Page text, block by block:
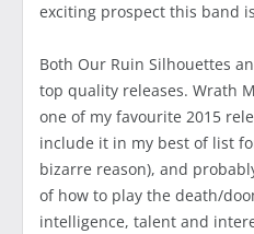
exciting prospect this band
Both Our Ruin Silhouettes
top quality releases. Wrath
one of my favourite 2015
include it in my best of list
bizarre reason), and
of how to play the death/
intelligence, talent and